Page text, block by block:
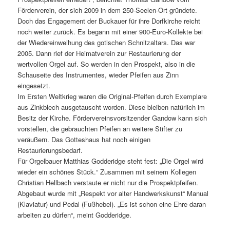
Förderverein, der sich 2009 in dem 250-Seelen-Ort gründete.
Doch das Engagement der Buckauer für ihre Dorfkirche reicht
noch weiter zurück. Es begann mit einer 900-Euro-Kollekte bei
der Wiedereinweihung des gotischen Schnitzaltars. Das war
2005. Dann rief der Heimatverein zur Restaurierung der
wertvollen Orgel auf. So werden in den Prospekt, also in die
Schauseite des Instrumentes, wieder Pfeifen aus Zinn
eingesetzt.
Im Ersten Weltkrieg waren die Original-Pfeifen durch Exemplare
aus Zinkblech ausgetauscht worden. Diese bleiben natürlich im
Besitz der Kirche. Fördervereinsvorsitzender Gandow kann sich
vorstellen, die gebrauchten Pfeifen an weitere Stifter zu
veräußern. Das Gotteshaus hat noch einigen
Restaurierungsbedarf.
Für Orgelbauer Matthias Godderidge steht fest: „Die Orgel wird
wieder ein schönes Stück.“ Zusammen mit seinem Kollegen
Christian Hellbach verstaute er nicht nur die Prospektpfeifen.
Abgebaut wurde mit „Respekt vor alter Handwerkskunst“ Manual
(Klaviatur) und Pedal (Fußhebel). „Es ist schon eine Ehre daran
arbeiten zu dürfen“, meint Godderidge.